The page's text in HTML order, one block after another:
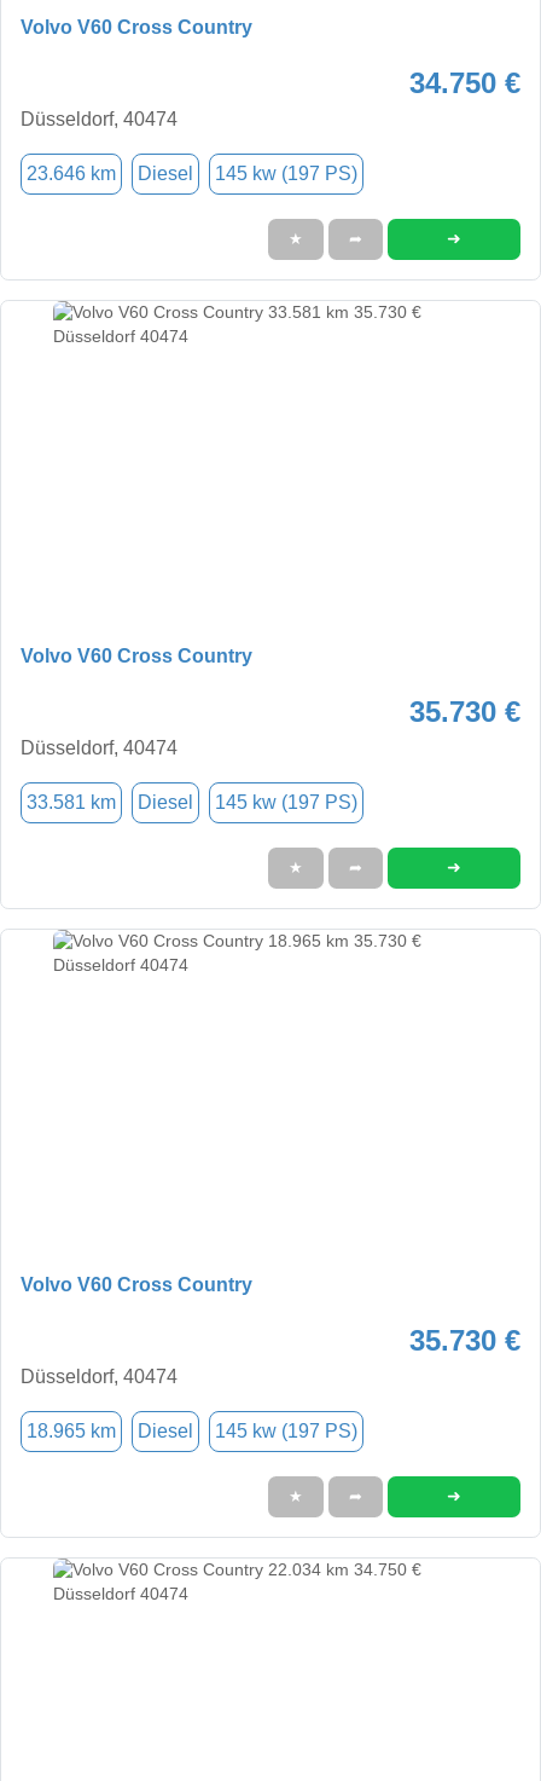
Volvo V60 Cross Country
34.750 €
Düsseldorf, 40474
23.646 km Diesel 145 kw (197 PS)
★ ➦ ➜
Volvo V60 Cross Country
35.730 €
Düsseldorf, 40474
33.581 km Diesel 145 kw (197 PS)
★ ➦ ➜
Volvo V60 Cross Country
35.730 €
Düsseldorf, 40474
18.965 km Diesel 145 kw (197 PS)
★ ➦ ➜